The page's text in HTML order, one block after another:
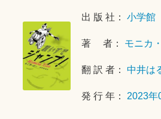
出 版 社：小学館
著 者： モニカ
翻 訳 者：中井は
発 行 年： 2023年